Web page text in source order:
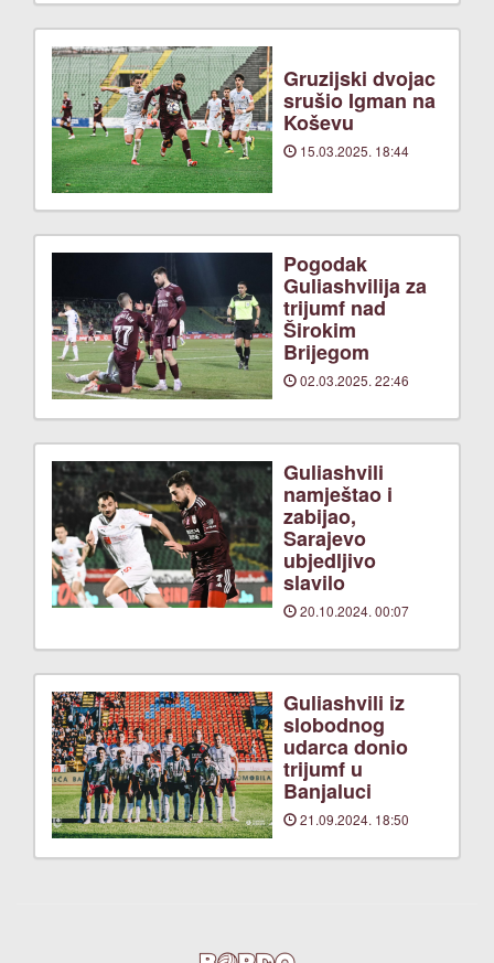
Gruzijski dvojac
srušio Igman na
Koševu
15.03.2025. 18:44
Pogodak
Guliashvilija za
trijumf nad
Širokim
Brijegom
02.03.2025. 22:46
Guliashvili
namještao i
zabijao,
Sarajevo
ubjedljivo
slavilo
20.10.2024. 00:07
Guliashvili iz
slobodnog
udarca donio
trijumf u
Banjaluci
21.09.2024. 18:50